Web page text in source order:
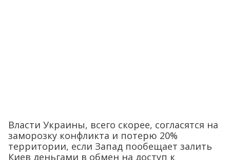
Власти Украины, всего скорее, согласятся на
заморозку конфликта и потерю 20%
территории, если Запад пообещает залить
Киев деньгами в обмен на доступ к